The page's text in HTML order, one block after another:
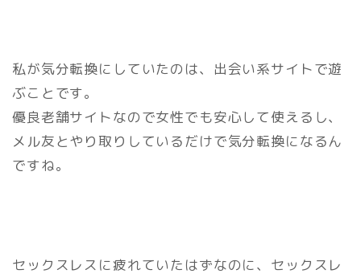
私が気分転換にしていたのは、出会い系サイトで遊
ぶことです。
優良老舗サイトなので女性でも安心して使えるし、
メル友とやり取りしているだけで気分転換になるん
ですね。
セックスレスに疲れていたはずなのに、セックスレ